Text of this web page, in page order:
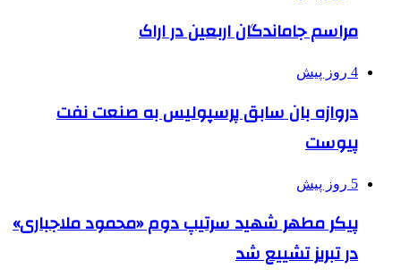
مراسم جاماندگان اربعین در اراک
4 روز پیش
دروازه بان سابق پرسپولیس به صنعت نفت
پیوست
5 روز پیش
پیکر مطهر شهید سرتیپ دوم «محمود ملاجباری»
در تبریز تشییع شد